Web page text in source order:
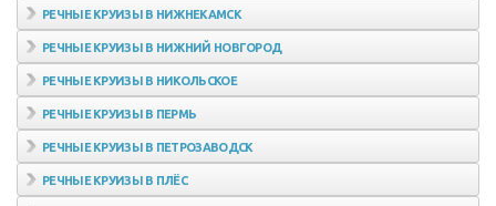
РЕЧНЫЕ КРУИЗЫ В НИЖНЕКАМСК
РЕЧНЫЕ КРУИЗЫ В НИЖНИЙ НОВГОРОД
РЕЧНЫЕ КРУИЗЫ В НИКОЛЬСКОЕ
РЕЧНЫЕ КРУИЗЫ В ПЕРМЬ
РЕЧНЫЕ КРУИЗЫ В ПЕТРОЗАВОДСК
РЕЧНЫЕ КРУИЗЫ В ПЛЁС